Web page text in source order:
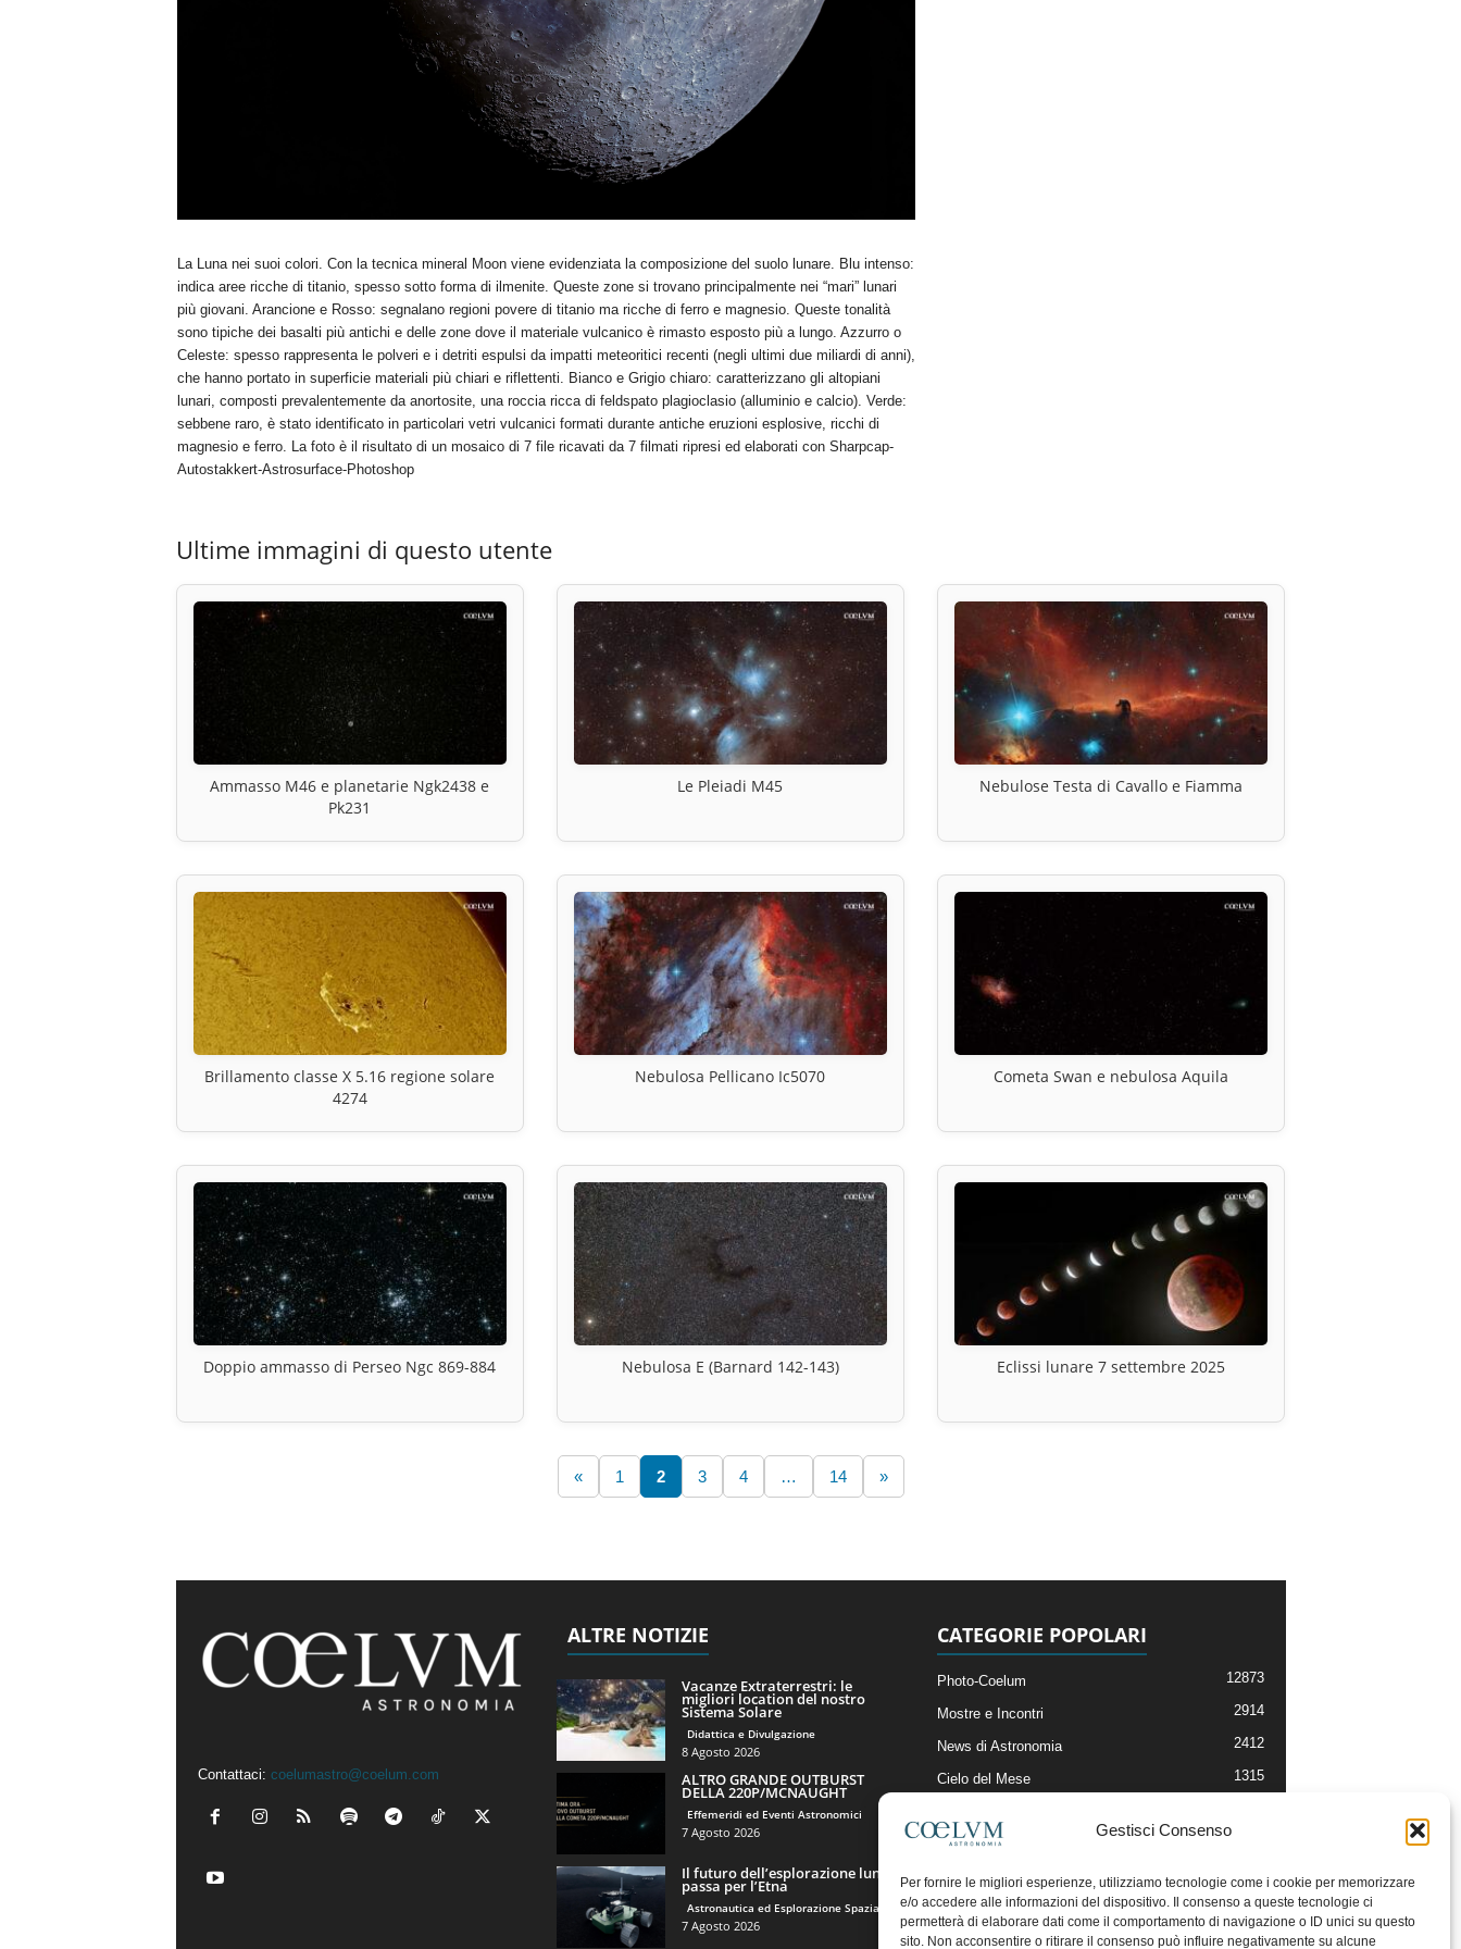
Gestisci Consenso
Per fornire le migliori esperienze, utilizziamo tecnologie come i cookie per memorizzare
e/o accedere alle informazioni del dispositivo. Il consenso a queste tecnologie ci
permetterà di elaborare dati come il comportamento di navigazione o ID unici su questo
sito. Non acconsentire o ritirare il consenso può influire negativamente su alcune
La Luna nei suoi colori. Con la tecnica mineral Moon viene evidenziata la composizione del suolo lunare. Blu intenso:
indica aree ricche di titanio, spesso sotto forma di ilmenite. Queste zone si trovano principalmente nei “mari” lunari
più giovani. Arancione e Rosso: segnalano regioni povere di titanio ma ricche di ferro e magnesio. Queste tonalità
sono tipiche dei basalti più antichi e delle zone dove il materiale vulcanico è rimasto esposto più a lungo. Azzurro o
Celeste: spesso rappresenta le polveri e i detriti espulsi da impatti meteoritici recenti (negli ultimi due miliardi di anni),
che hanno portato in superficie materiali più chiari e riflettenti. Bianco e Grigio chiaro: caratterizzano gli altopiani
lunari, composti prevalentemente da anortosite, una roccia ricca di feldspato plagioclasio (alluminio e calcio). Verde:
sebbene raro, è stato identificato in particolari vetri vulcanici formati durante antiche eruzioni esplosive, ricchi di
magnesio e ferro. La foto è il risultato di un mosaico di 7 file ricavati da 7 filmati ripresi ed elaborati con Sharpcap-
Autostakkert-Astrosurface-Photoshop
Ultime immagini di questo utente
Ammasso M46 e planetarie Ngk2438 e
Pk231
Le Pleiadi M45 Nebulose Testa di Cavallo e Fiamma
Brillamento classe X 5.16 regione solare
4274
Nebulosa Pellicano Ic5070 Cometa Swan e nebulosa Aquila
Doppio ammasso di Perseo Ngc 869-884 Nebulosa E (Barnard 142-143) Eclissi lunare 7 settembre 2025
« 1 2 3 4 … 14 »
Contattaci: coelumastro@coelum.com
ALTRE NOTIZIE
Vacanze Extraterrestri: le
migliori location del nostro
Sistema Solare
Didattica e Divulgazione
8 Agosto 2026
ALTRO GRANDE OUTBURST
DELLA 220P/MCNAUGHT
Effemeridi ed Eventi Astronomici
7 Agosto 2026
Il futuro dell’esplorazione lunare
passa per l’Etna
Astronautica ed Esplorazione Spaziale
7 Agosto 2026
CATEGORIE POPOLARI
Photo-Coelum 12873
Mostre e Incontri 2914
News di Astronomia 2412
Cielo del Mese 1315
Articoli e Risorse On-Line
Il Blog della Redazione